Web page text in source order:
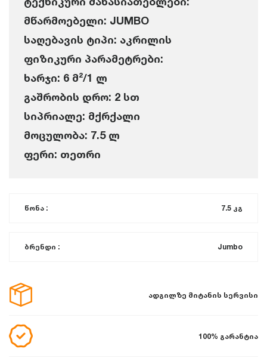
მწარმოებელი: JUMBO
საღებავის ტიპი: აკრილის
ფიზიკური პარამეტრები:
ხარჯი: 6 მ²/1 ლ
გაშრობის დრო: 2 სთ
სიპრიალე: მქრქალი
მოცულობა: 7.5 ლ
ფერი: თეთრი
წონა : 7.5 კგ
ბრენდი : Jumbo
ადგილზე მიტანის სერვისი
100% გარანტია